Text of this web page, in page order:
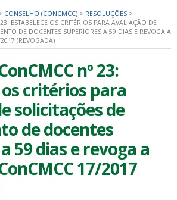
CONSELHO (CONCMCC) > RESOLUÇÕES >
ESTABELECE OS CRITÉRIOS PARA AVALIAÇÃO DE
DE DOCENTES SUPERIORES A 59 DIAS E REVOGA A
(REVOGADA)
nº 23:
critérios para
solicitações de
de docentes
59 dias e revoga a
17/2017